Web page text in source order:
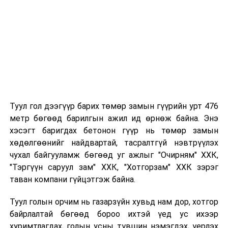
Туул гол дээгүүр барих төмөр замын гүүрийн урт 476
метр бөгөөд барилгын ажил ид өрнөж байна. Энэ
хэсэгт баригдах бетонон гүүр нь төмөр замын
хөдөлгөөнийг найдвартай, тасралтгүй нэвтрүүлэх
чухал байгууламж бөгөөд уг ажлыг "Очирням" ХХК,
"Тэргүүн саруул зам" ХХК, "Хотгорзам" ХХК зэрэг
таван компани гүйцэтгэж байна.
Туул голын орчим нь газарзүйн хувьд нам дор, хотгор
байрлалтай бөгөөд бороо ихтэй үед ус ихээр
хуримтлагдах, голын усны түвшин нэмэгдэх, үерлэх